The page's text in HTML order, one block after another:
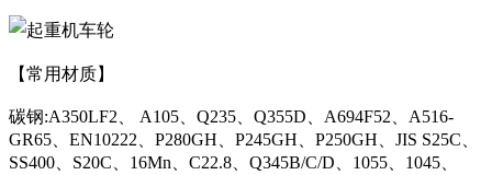
【常用材质】
碳钢:A350LF2、 A105、Q235、Q355D、A694F52、A516-
GR65、EN10222、P280GH、P245GH、P250GH、JIS S25C、
SS400、S20C、16Mn、C22.8、Q345B/C/D、1055、1045、